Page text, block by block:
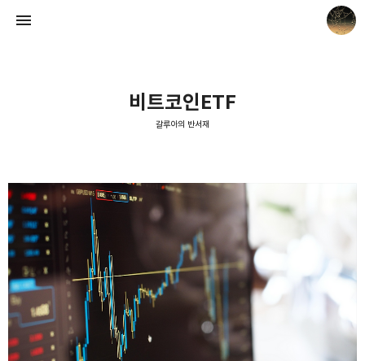
비트코인ETF
갈루아의 반서재
갈루아의 반서재
크립토갈루아